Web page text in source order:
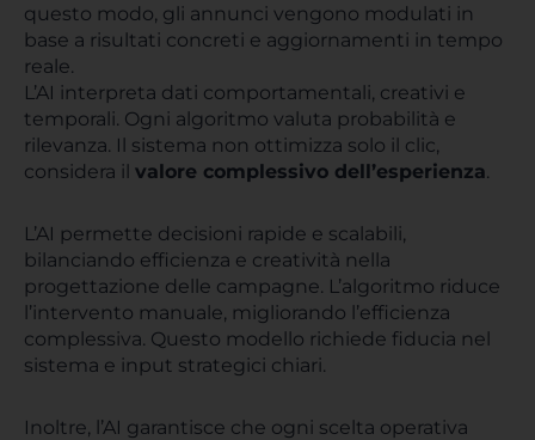
questo modo, gli annunci vengono modulati in
base a risultati concreti e aggiornamenti in tempo
reale.
L’AI interpreta dati comportamentali, creativi e
temporali. Ogni algoritmo valuta probabilità e
rilevanza. Il sistema non ottimizza solo il clic,
considera il valore complessivo dell’esperienza.
L’AI permette decisioni rapide e scalabili,
bilanciando efficienza e creatività nella
progettazione delle campagne. L’algoritmo riduce
l’intervento manuale, migliorando l’efficienza
complessiva. Questo modello richiede fiducia nel
sistema e input strategici chiari.
Inoltre, l’AI garantisce che ogni scelta operativa